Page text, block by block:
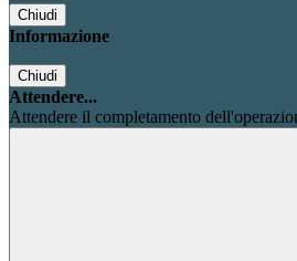
Chiudi
Informazione
Chiudi
Attendere...
Attendere il completamento